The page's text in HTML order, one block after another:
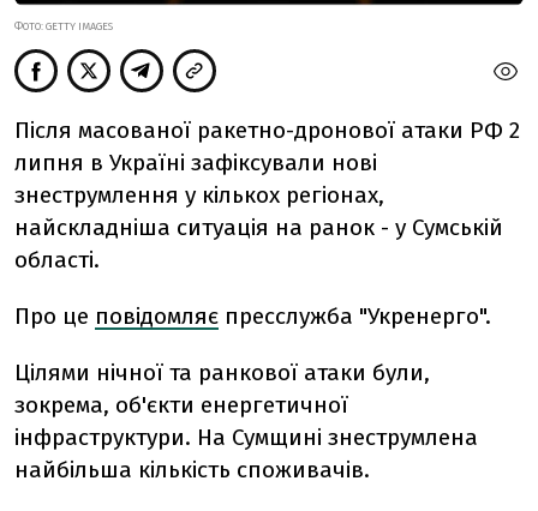
ФОТО: GETTY IMAGES
Після масованої ракетно-дронової атаки РФ 2
липня в Україні зафіксували нові
знеструмлення у кількох регіонах,
найскладніша ситуація на ранок - у Сумській
області.
Про це повідомляє пресслужба "Укренерго".
Цілями нічної та ранкової атаки були,
зокрема, об'єкти енергетичної
інфраструктури. На Сумщині знеструмлена
найбільша кількість споживачів.